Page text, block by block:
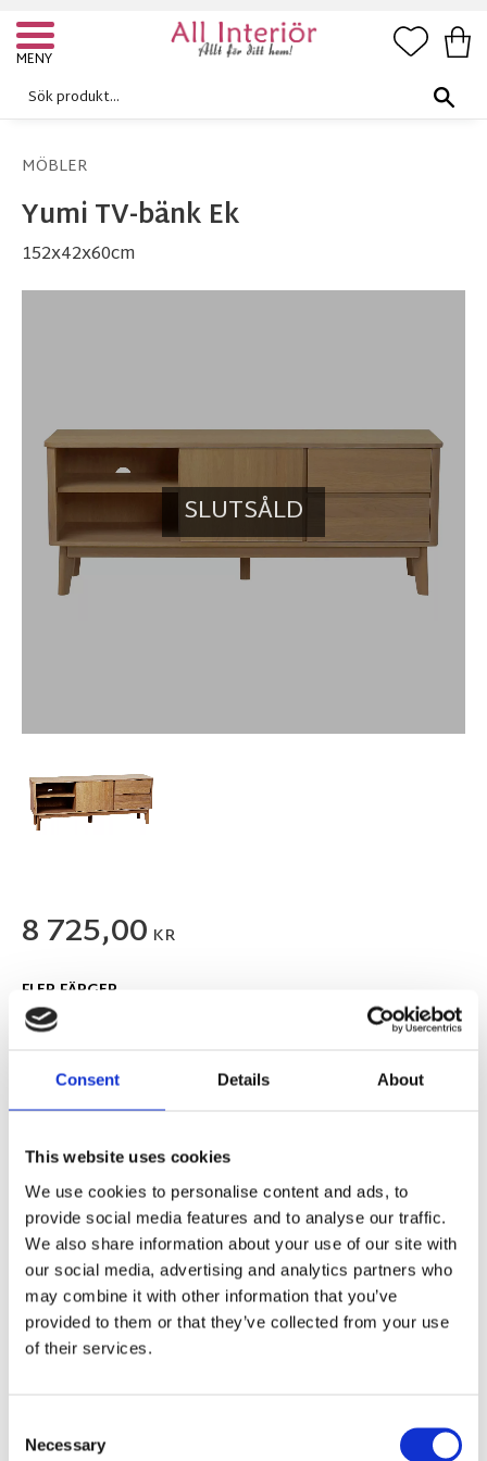
Consent Details About
This website uses cookies
We use cookies to personalise content and ads, to
provide social media features and to analyse our traffic.
We also share information about your use of our site with
our social media, advertising and analytics partners who
may combine it with other information that you’ve
provided to them or that they’ve collected from your use
of their services.
Selection
Necessary
Meny
MÖBLER
Yumi TV-bänk Ek
152x42x60cm
SLUTSÅLD
8 725,00 KR
FLER FÄRGER
BEVAKA
Lagerstatus Slutsåld Artikelnr 116909 Tillverkare
Rowico Home
Fri hemleverans över 995kr
Snabba leveranser
Enkel betalning med Klarna